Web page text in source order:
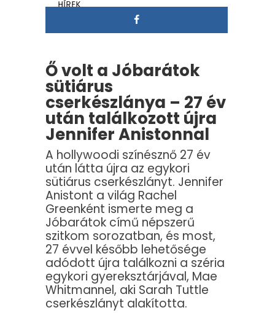
HÍREK
Ő volt a Jóbarátok
sütiárus
cserkészlánya – 27 év
után találkozott újra
Jennifer Anistonnal
A hollywoodi színésznő 27 év
után látta újra az egykori
sütiárus cserkészlányt. Jennifer
Anistont a világ Rachel
Greenként ismerte meg a
Jóbarátok című népszerű
szitkom sorozatban, és most,
27 évvel később lehetősége
adódott újra találkozni a széria
egykori gyereksztárjával, Mae
Whitmannel, aki Sarah Tuttle
cserkészlányt alakította.